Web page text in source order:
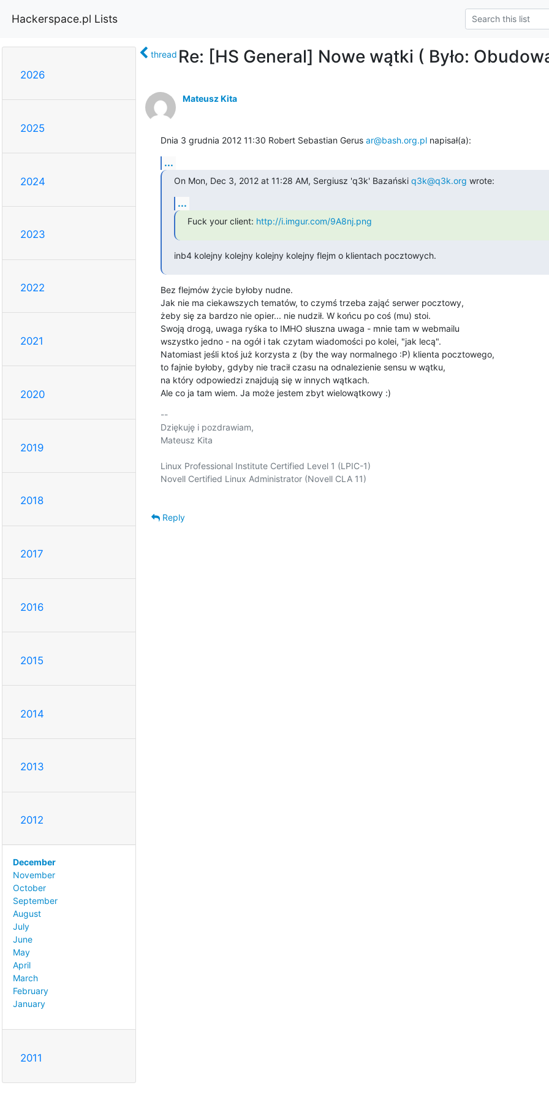
Hackerspace.pl Lists
2026
2025
2024
2023
2022
2021
2020
2019
2018
2017
2016
2015
2014
2013
2012
December
November
October
September
August
July
June
May
April
March
February
January
2011
thread Re: [HS General] Nowe wątki ( Było:
Mateusz Kita
Dnia 3 grudnia 2012 11:30 Robert Sebastian Gerus ar@bash.org.pl napisał(a):
...
On Mon, Dec 3, 2012 at 11:28 AM, Sergiusz 'q3k' Bazański q3k@q3k.org wrote:
...
Fuck your client: http://i.imgur.com/9A8nj.png
inb4 kolejny kolejny kolejny kolejny flejm o klientach pocztowych.
Bez flejmów życie byłoby nudne.
Jak nie ma ciekawszych tematów, to czymś trzeba zająć serwer pocztowy,
żeby się za bardzo nie opier... nie nudził. W końcu po coś (mu) stoi.
Swoją drogą, uwaga ryśka to IMHO słuszna uwaga - mnie tam w webmailu
wszystko jedno - na ogół i tak czytam wiadomości po kolei, "jak lecą".
Natomiast jeśli ktoś już korzysta z (by the way normalnego :P) klienta pocztowego,
to fajnie byłoby, gdyby nie tracił czasu na odnalezienie sensu w wątku,
na który odpowiedzi znajdują się w innych wątkach.
Ale co ja tam wiem. Ja może jestem zbyt wielowątkowy :)
--
Dziękuję i pozdrawiam,
Mateusz Kita
Linux Professional Institute Certified Level 1 (LPIC-1)
Novell Certified Linux Administrator (Novell CLA 11)
Reply